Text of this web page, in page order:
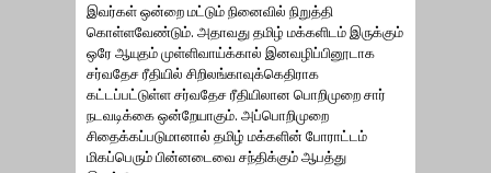
இவர்கள் ஒன்றை மட்டும் நினைவில் நிறுத்தி
கொள்ளவேண்டும். அதாவது தமிழ் மக்களிடம் இருக்கும்
ஒரே ஆயுதம் முள்ளிவாய்க்கால் இனவழிப்பினூடாக
சர்வதேச ரீதியில் சிறிலங்காவுக்கெதிராக
கட்டப்பட்டுள்ள சர்வதேச ரீதியிலான பொறிமுறை சார்
நடவடிக்கை ஒன்றேயாகும். அப்பொறிமுறை
சிதைக்கப்படுமானால் தமிழ் மக்களின் போராட்டம்
மிகப்பெரும் பின்னடைவை சந்திக்கும் ஆபத்து